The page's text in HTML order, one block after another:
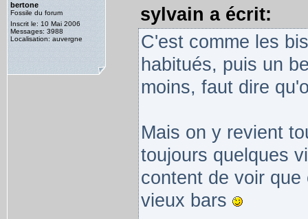
bertone
Fossile du forum
Inscrit le: 10 Mai 2006
Messages: 3988
Localisation: auvergne
sylvain a écrit:
C'est comme les
habitués, puis un
moins, faut dire
Mais on y revient
toujours quelques
content de voir
vieux bars